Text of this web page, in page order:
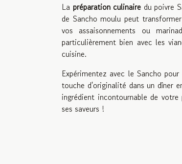
La préparation culinaire du poivre
de Sancho moulu peut
vos assaisonnements ou
particulièrement bien avec les
cuisine.
Expérimentez avec le Sancho
touche d'originalité dans un dîner
ingrédient incontournable de
ses saveurs !